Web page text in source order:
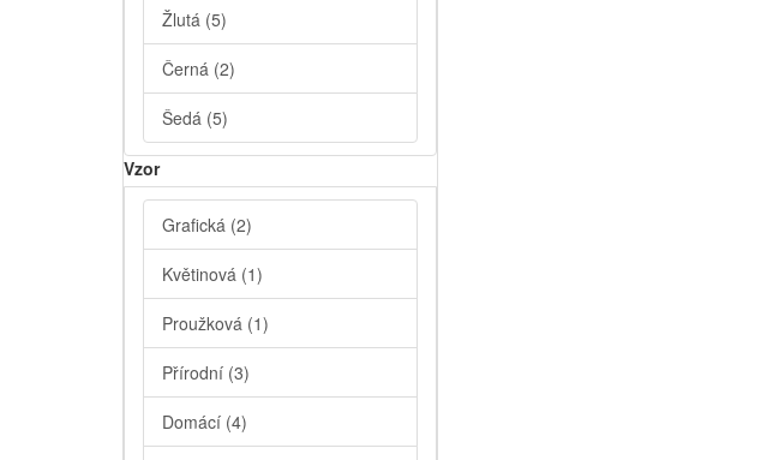
Žlutá (5)
Černá (2)
Šedá (5)
Vzor
Grafická (2)
Květinová (1)
Proužková (1)
Přírodní (3)
Domácí (4)